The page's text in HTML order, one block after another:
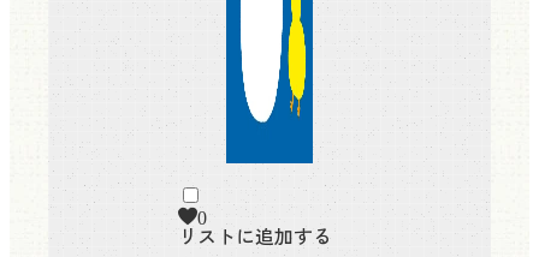
0
リストに追加する